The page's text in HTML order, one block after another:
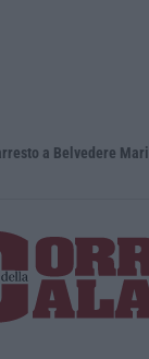
Belvedere Marittimo